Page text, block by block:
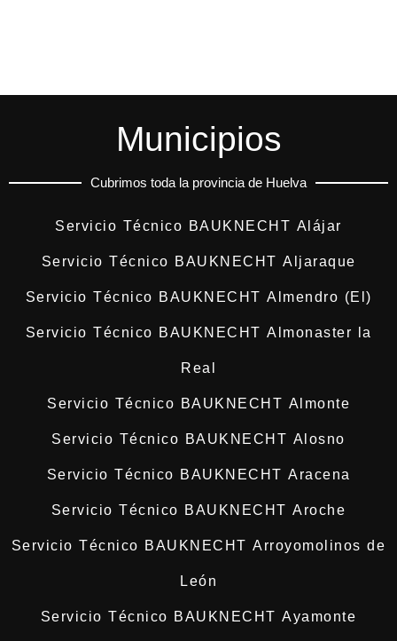
Municipios
Cubrimos toda la provincia de Huelva
Servicio Técnico BAUKNECHT Alájar
Servicio Técnico BAUKNECHT Aljaraque
Servicio Técnico BAUKNECHT Almendro (El)
Servicio Técnico BAUKNECHT Almonaster la
Real
Servicio Técnico BAUKNECHT Almonte
Servicio Técnico BAUKNECHT Alosno
Servicio Técnico BAUKNECHT Aracena
Servicio Técnico BAUKNECHT Aroche
Servicio Técnico BAUKNECHT Arroyomolinos de
León
Servicio Técnico BAUKNECHT Ayamonte